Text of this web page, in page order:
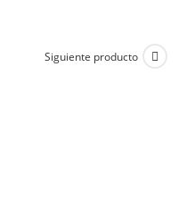
Siguiente producto